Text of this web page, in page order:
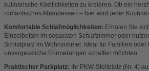
kulinarische Köstlichkeiten zu kreieren. Ob ein
romantisches Abendessen – hier wird jeder
Komfortable Schlafmöglichkeiten: Erholen Sie
Einzelbetten im separaten Schlafzimmer oder
Schlafplatz im Wohnzimmer. Ideal für Familien
unvergessliche Erinnerungen schaffen möchten.
Praktischer Parkplatz: Ihr PKW-Stellplatz (Nr. 4)